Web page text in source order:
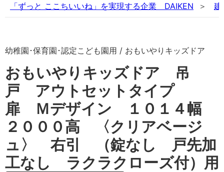
「ずっと ここちいいね」を実現する企業 DAIKEN 建
幼稚園･保育園･認定こども園用 / おもいやりキッズドア
おもいやりキッズドア 吊
戸 アウトセットタイプ
扉 Ｍデザイン １０１４幅
２０００高 〈クリアベージ
ュ〉 右引 （錠なし 戸先加
工なし ラクラクローズ付）用